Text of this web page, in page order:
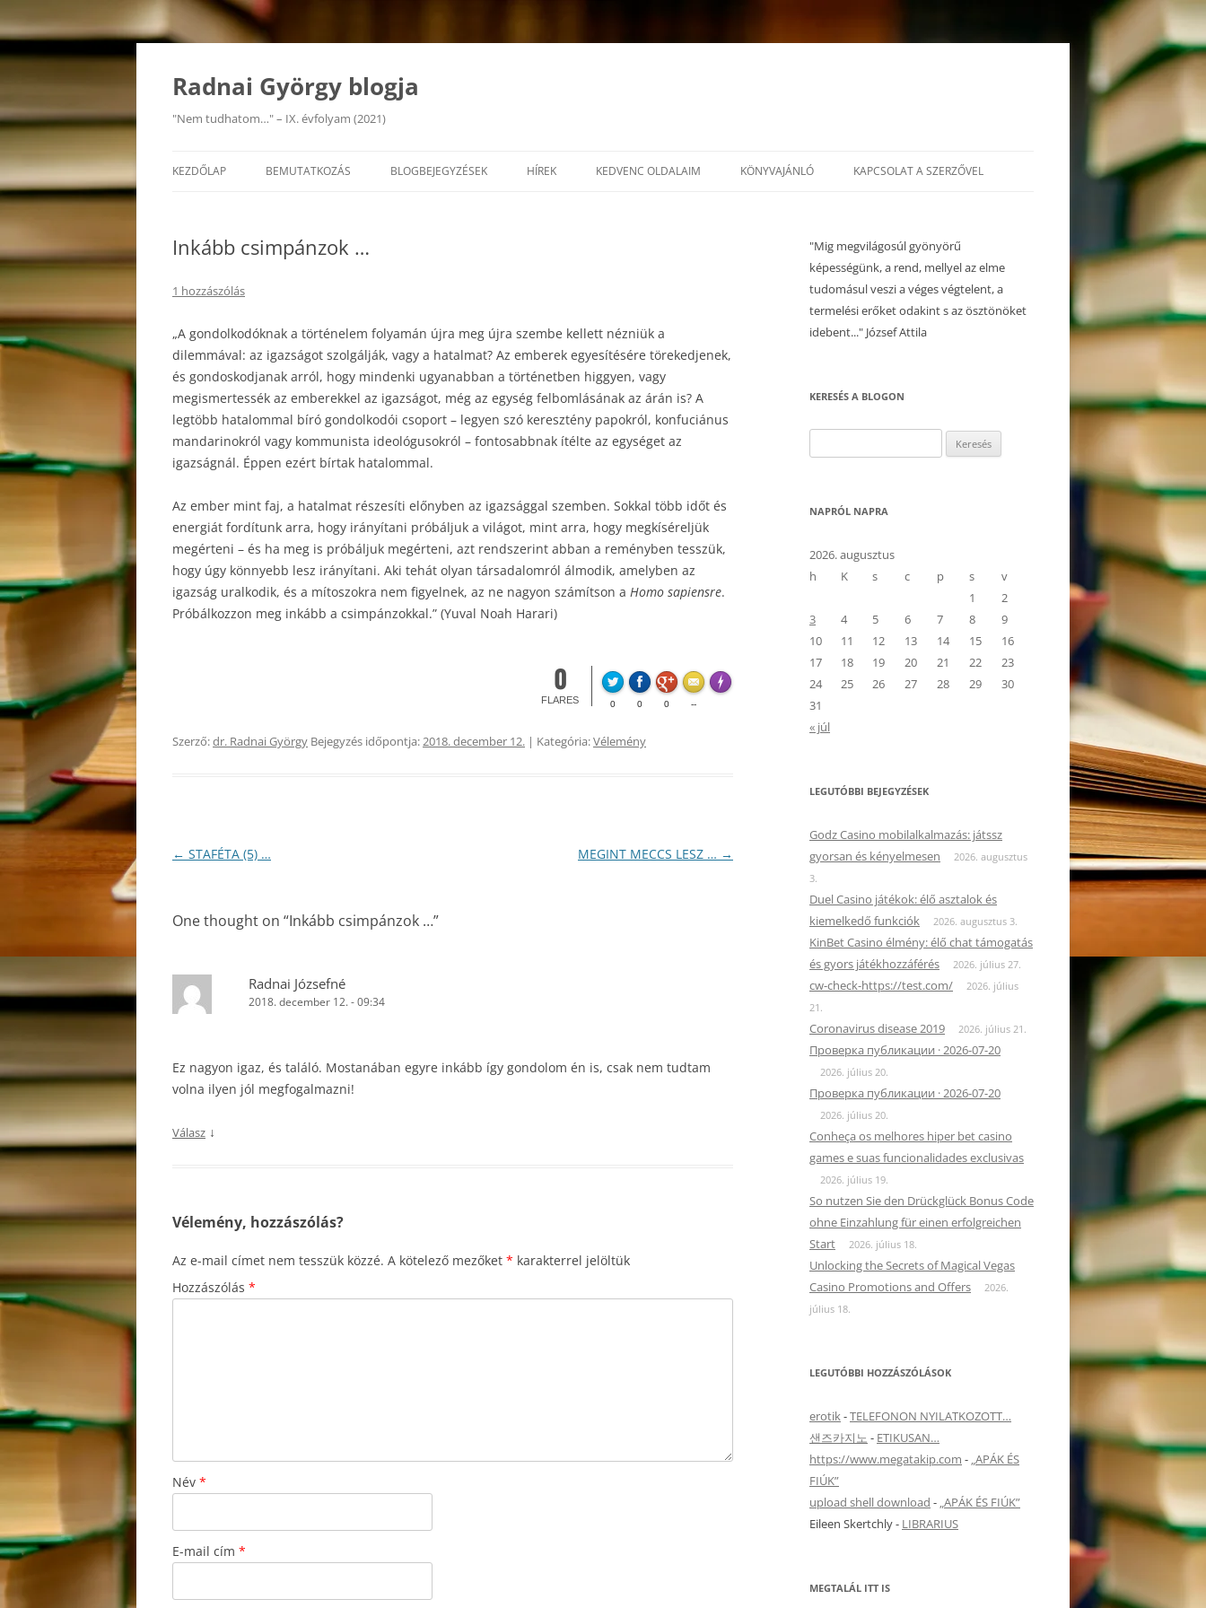
Kilépés
tartalomba
Radnai György blogja
"Nem tudhatom…" – IX. évfolyam (2021)
KEZDŐLAP BEMUTATKOZÁS BLOGBEJEGYZÉSEK HÍREK KEDVENC OLDALAIM KÖNYVAJÁNLÓ KAPCSOLAT A SZERZŐVEL
Inkább csimpánzok …
1 hozzászólás
„A gondolkodóknak a történelem folyamán újra meg újra szembe kellett nézniük a
dilemmával: az igazságot szolgálják, vagy a hatalmat? Az emberek egyesítésére törekedjenek,
és gondoskodjanak arról, hogy mindenki ugyanabban a történetben higgyen, vagy
megismertessék az emberekkel az igazságot, még az egység felbomlásának az árán is? A
legtöbb hatalommal bíró gondolkodói csoport – legyen szó keresztény papokról, konfuciánus
mandarinokról vagy kommunista ideológusokról – fontosabbnak ítélte az egységet az
igazságnál. Éppen ezért bírtak hatalommal.
Az ember mint faj, a hatalmat részesíti előnyben az igazsággal szemben. Sokkal több időt és
energiát fordítunk arra, hogy irányítani próbáljuk a világot, mint arra, hogy megkíséreljük
megérteni – és ha meg is próbáljuk megérteni, azt rendszerint abban a reményben tesszük,
hogy úgy könnyebb lesz irányítani. Aki tehát olyan társadalomról álmodik, amelyben az
igazság uralkodik, és a mítoszokra nem figyelnek, az ne nagyon számítson a Homo sapiensre.
Próbálkozzon meg inkább a csimpánzokkal.” (Yuval Noah Harari)
0
FLARES 0 0 0 --
Made with
Szerző:dr. Radnai György Bejegyzés időpontja:2018. december 12. | Kategória:Vélemény
Bejegyzés
← STAFÉTA (5) … MEGINT MECCS LESZ … →
One thought on “Inkább csimpánzok …”
Radnai Józsefné
2018. december 12. - 09:34
Ez nagyon igaz, és találó. Mostanában egyre inkább így gondolom én is, csak nem tudtam
volna ilyen jól megfogalmazni!
Válasz ↓
Vélemény, hozzászólás?
Az e-mail címet nem tesszük közzé. A kötelező mezőket * karakterrel jelöltük
Hozzászólás *
Név *
E-mail cím *
"Mig megvilágosúl gyönyörű
képességünk, a rend, mellyel az elme
tudomásul veszi a véges végtelent, a
termelési erőket odakint s az ösztönöket
idebent..." József Attila
KERESÉS A BLOGON
NAPRÓL NAPRA
2026. augusztus
h
K s c p s
v
1
2
3
4 5 6 7 8
9
10
11 12 13 14 15
16
17
18 19 20 21 22
23
24
25 26 27 28 29
30
31
« júl
LEGUTÓBBI BEJEGYZÉSEK
Godz Casino mobilalkalmazás: játssz
gyorsan és kényelmesen
2026. augusztus
3.
Duel Casino játékok: élő asztalok és
kiemelkedő funkciók
2026. augusztus 3.
KinBet Casino élmény: élő chat támogatás
és gyors játékhozzáférés
2026. július 27.
cw-check-https://test.com/
2026. július
21.
Coronavirus disease 2019 2026. július 21.
Проверка публикации · 2026-07-20
2026. július 20.
Проверка публикации · 2026-07-20
2026. július 20.
Conheça os melhores hiper bet casino
games e suas funcionalidades exclusivas
2026. július 19.
So nutzen Sie den Drückglück Bonus Code
ohne Einzahlung für einen erfolgreichen
Start
2026. július 18.
Unlocking the Secrets of Magical Vegas
Casino Promotions and Offers
2026.
július 18.
LEGUTÓBBI HOZZÁSZÓLÁSOK
erotik-TELEFONON NYILATKOZOTT…
샌즈카지노 - ETIKUSAN…
https://www.megatakip.com - „APÁK ÉS
FIÚK”
upload shell download - „APÁK ÉS FIÚK”
Eileen Skertchly- LIBRARIUS
MEGTALÁL ITT IS